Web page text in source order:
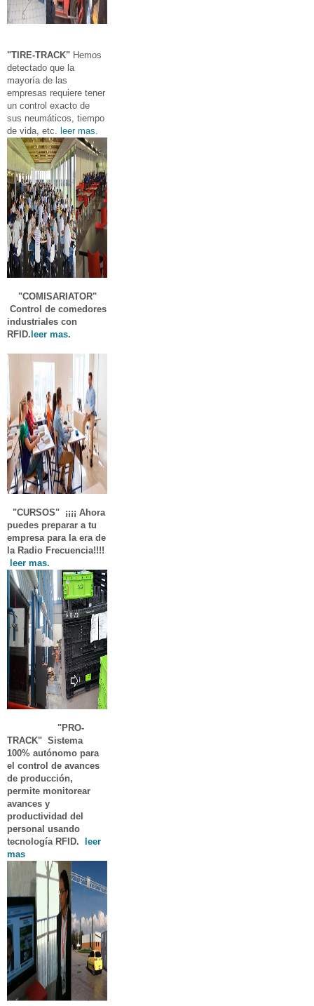
"TIRE-TRACK" Hemos
detectado que la
mayoría de las
empresas requiere tener
un control exacto de
sus neumáticos, tiempo
de vida, etc. leer mas.
"COMISARIATOR"
Control de comedores
industriales con
RFID. leer mas.
"CURSOS" ¡¡¡¡ Ahora
puedes preparar a tu
empresa para la era de
la Radio Frecuencia!!!!
leer mas.
"PRO-
TRACK" Sistema
100% autónomo para
el control de avances
de producción,
permite monitorear
avances y
productividad del
personal usando
tecnología RFID.
leer
mas